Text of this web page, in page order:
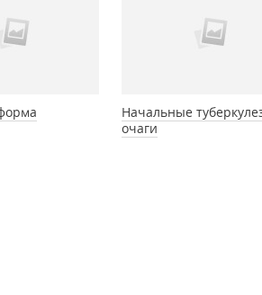
Начальные
очаги